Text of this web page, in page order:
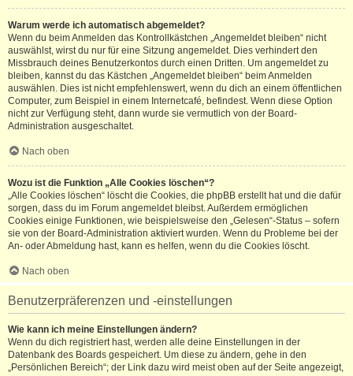
Warum werde ich automatisch abgemeldet?
Wenn du beim Anmelden das Kontrollkästchen „Angemeldet bleiben“ nicht
auswählst, wirst du nur für eine Sitzung angemeldet. Dies verhindert den
Missbrauch deines Benutzerkontos durch einen Dritten. Um angemeldet zu
bleiben, kannst du das Kästchen „Angemeldet bleiben“ beim Anmelden
auswählen. Dies ist nicht empfehlenswert, wenn du dich an einem öffentlichen
Computer, zum Beispiel in einem Internetcafé, befindest. Wenn diese Option
nicht zur Verfügung steht, dann wurde sie vermutlich von der Board-
Administration ausgeschaltet.
Nach oben
Wozu ist die Funktion „Alle Cookies löschen“?
„Alle Cookies löschen“ löscht die Cookies, die phpBB erstellt hat und die dafür
sorgen, dass du im Forum angemeldet bleibst. Außerdem ermöglichen
Cookies einige Funktionen, wie beispielsweise den „Gelesen“-Status – sofern
sie von der Board-Administration aktiviert wurden. Wenn du Probleme bei der
An- oder Abmeldung hast, kann es helfen, wenn du die Cookies löscht.
Nach oben
Benutzerpräferenzen und -einstellungen
Wie kann ich meine Einstellungen ändern?
Wenn du dich registriert hast, werden alle deine Einstellungen in der
Datenbank des Boards gespeichert. Um diese zu ändern, gehe in den
„Persönlichen Bereich“; der Link dazu wird meist oben auf der Seite angezeigt,